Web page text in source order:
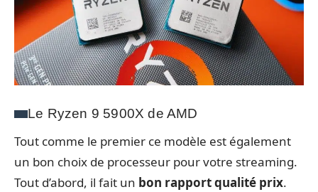
Le Ryzen 9 5900X de AMD
Tout comme le premier ce modèle est également
un bon choix de processeur pour votre streaming.
Tout d’abord, il fait un bon rapport qualité prix.